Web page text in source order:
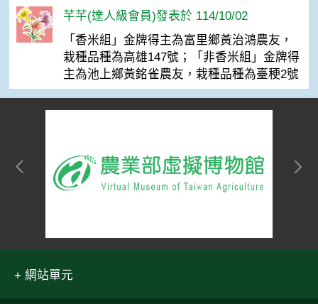
芊芊(達人級會員)發表於 114/10/02
「香米組」金牌得主為富里鄉黃治鴻農友，
栽種品種為高雄147號；「非香米組」金牌得
主為池上鄉黃銘雀農友，栽種品種為臺稉2號
網站單元